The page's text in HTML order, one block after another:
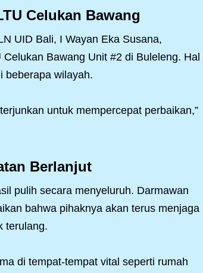
Celukan Bawang
UID Bali, I Wayan Eka Susana,
Bawang Unit #2 di Buleleng. Hal
beberapa wilayah.
untuk mempercepat perbaikan,”
Berlanjut
pulih secara menyeluruh. Darmawan
bahwa pihaknya akan terus menjaga
terulang.
di tempat-tempat vital seperti rumah